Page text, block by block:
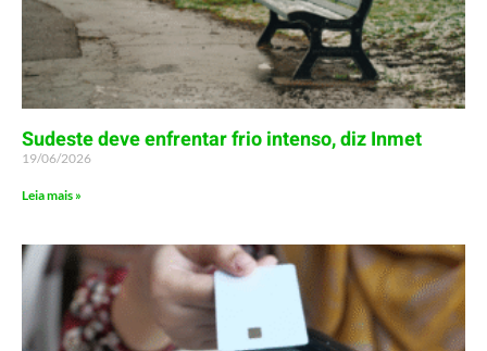
Sudeste deve enfrentar frio intenso, diz Inmet
19/06/2026
Leia mais »